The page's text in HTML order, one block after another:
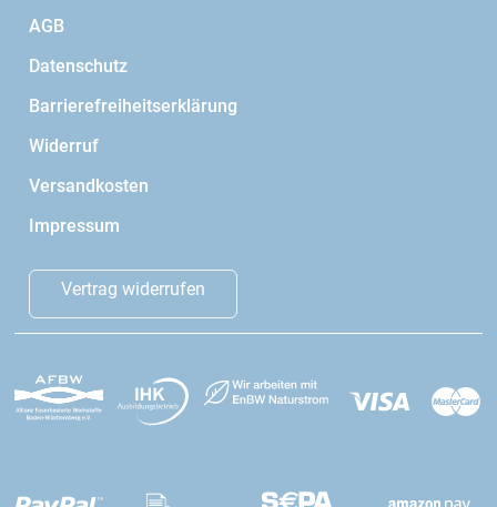
AGB
Datenschutz
Barrierefreiheitserklärung
Widerruf
Versandkosten
Impressum
Vertrag widerrufen